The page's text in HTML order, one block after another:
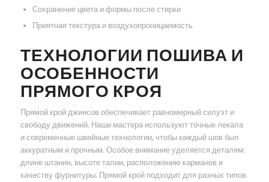
Сохранение цвета и формы после стирки
Приятная текстура и воздухопроницаемость
ТЕХНОЛОГИИ ПОШИВА И
ОСОБЕННОСТИ
ПРЯМОГО КРОЯ
Прямой крой джинсов обеспечивает равномерный силуэт и
свободу движений. Наши мастера используют точные лекала
и современные швейные технологии, чтобы каждый шов был
аккуратным и прочным. Особое внимание уделяется деталям:
длине штанин, высоте талии, расположению карманов и
качеству фурнитуры. Прямой крой подходит для разных типов